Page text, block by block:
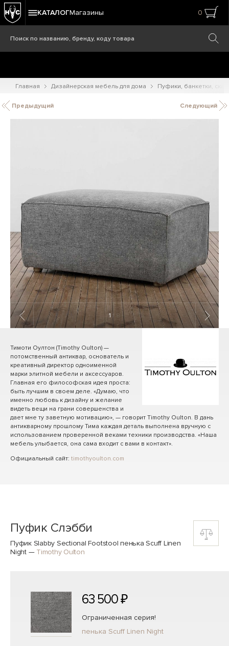
КАТАЛОГМагазины 0
Главная Дизайнерская мебель для дома Пуфики, банкетки,
Предыдущий Следующий
1 / 8
Тимоти Оултон (Timothy Oulton) —
потомственный антиквар, основатель и
креативный директор одноименной
марки элитной мебели и аксессуаров.
Главная его философская идея проста:
быть лучшим в своем деле. «Думаю, что
именно любовь к дизайну и желание
видеть вещи на грани совершенства и
дает мне ту заветную мотивацию», — говорит Timothy Oulton. В дань
антикварному прошлому Тима каждая деталь выполнена вручную с
использованием проверенной веками техники производства. «Наша
мебель улыбается, она сама входит с вами в контакт».
Официальный сайт: timothyoulton.com
Пуфик Слэбби
Пуфик Slabby Sectional Footstool пенька Scuff Linen
Night— Timothy Oulton
63 500 ₽
Ограниченная серия!
пенька Scuff Linen Night